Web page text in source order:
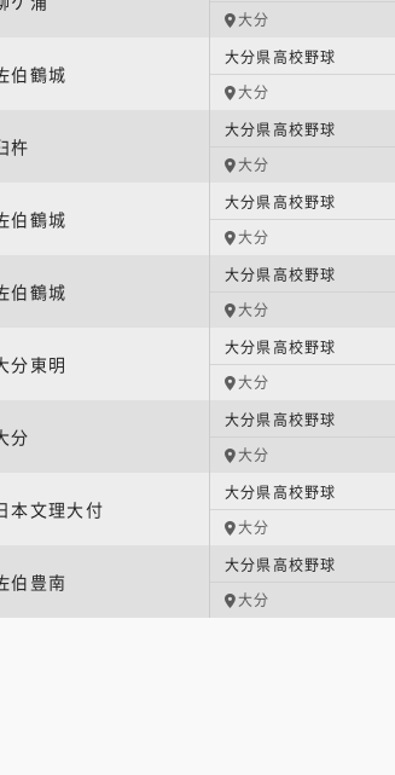
大分
伯鶴城
大分県高校野球
大分
杵
大分県高校野球
大分
伯鶴城
大分県高校野球
大分
伯鶴城
大分県高校野球
大分
分東明
大分県高校野球
大分
分
大分県高校野球
大分
本文理大付
大分県高校野球
大分
伯豊南
大分県高校野球
大分